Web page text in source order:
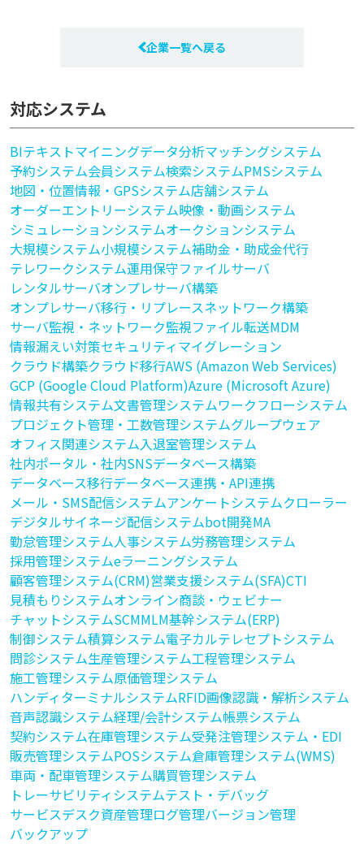
企業一覧へ戻る
対応システム
BIテキストマイニングデータ分析マッチングシステム
予約システム会員システム検索システムPMSシステム
地図・位置情報・GPSシステム店舗システム
オーダーエントリーシステム映像・動画システム
シミュレーションシステムオークションシステム
大規模システム小規模システム補助金・助成金代行
テレワークシステム運用保守ファイルサーバ
レンタルサーバオンプレサーバ構築
オンプレサーバ移行・リプレースネットワーク構築
サーバ監視・ネットワーク監視ファイル転送MDM
情報漏えい対策セキュリティマイグレーション
クラウド構築クラウド移行AWS (Amazon Web Services)
GCP (Google Cloud Platform)Azure (Microsoft Azure)
情報共有システム文書管理システムワークフローシステム
プロジェクト管理・工数管理システムグループウェア
オフィス関連システム入退室管理システム
社内ポータル・社内SNSデータベース構築
データベース移行データベース連携・API連携
メール・SMS配信システムアンケートシステムクローラー
デジタルサイネージ配信システムbot開発MA
勤怠管理システム人事システム労務管理システム
採用管理システムeラーニングシステム
顧客管理システム(CRM)営業支援システム(SFA)CTI
見積もりシステムオンライン商談・ウェビナー
チャットシステムSCMMLM基幹システム(ERP)
制御システム積算システム電子カルテレセプトシステム
問診システム生産管理システム工程管理システム
施工管理システム原価管理システム
ハンディターミナルシステムRFID画像認識・解析システム
音声認識システム経理/会計システム帳票システム
契約システム在庫管理システム受発注管理システム・EDI
販売管理システムPOSシステム倉庫管理システム(WMS)
車両・配車管理システム購買管理システム
トレーサビリティシステムテスト・デバッグ
サービスデスク資産管理ログ管理バージョン管理
バックアップ